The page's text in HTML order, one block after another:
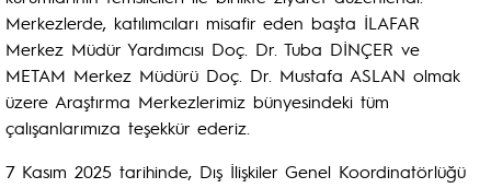
Merkezlerde, katılımcıları misafir eden başta İLAFAR
Merkez Müdür Yardımcısı Doç. Dr. Tuba DİNÇER ve
METAM Merkez Müdürü Doç. Dr. Mustafa ASLAN olmak
üzere Araştırma Merkezlerimiz bünyesindeki tüm
çalışanlarımıza teşekkür ederiz.
7 Kasım 2025 tarihinde, Dış İlişkiler Genel Koordinatörlüğü